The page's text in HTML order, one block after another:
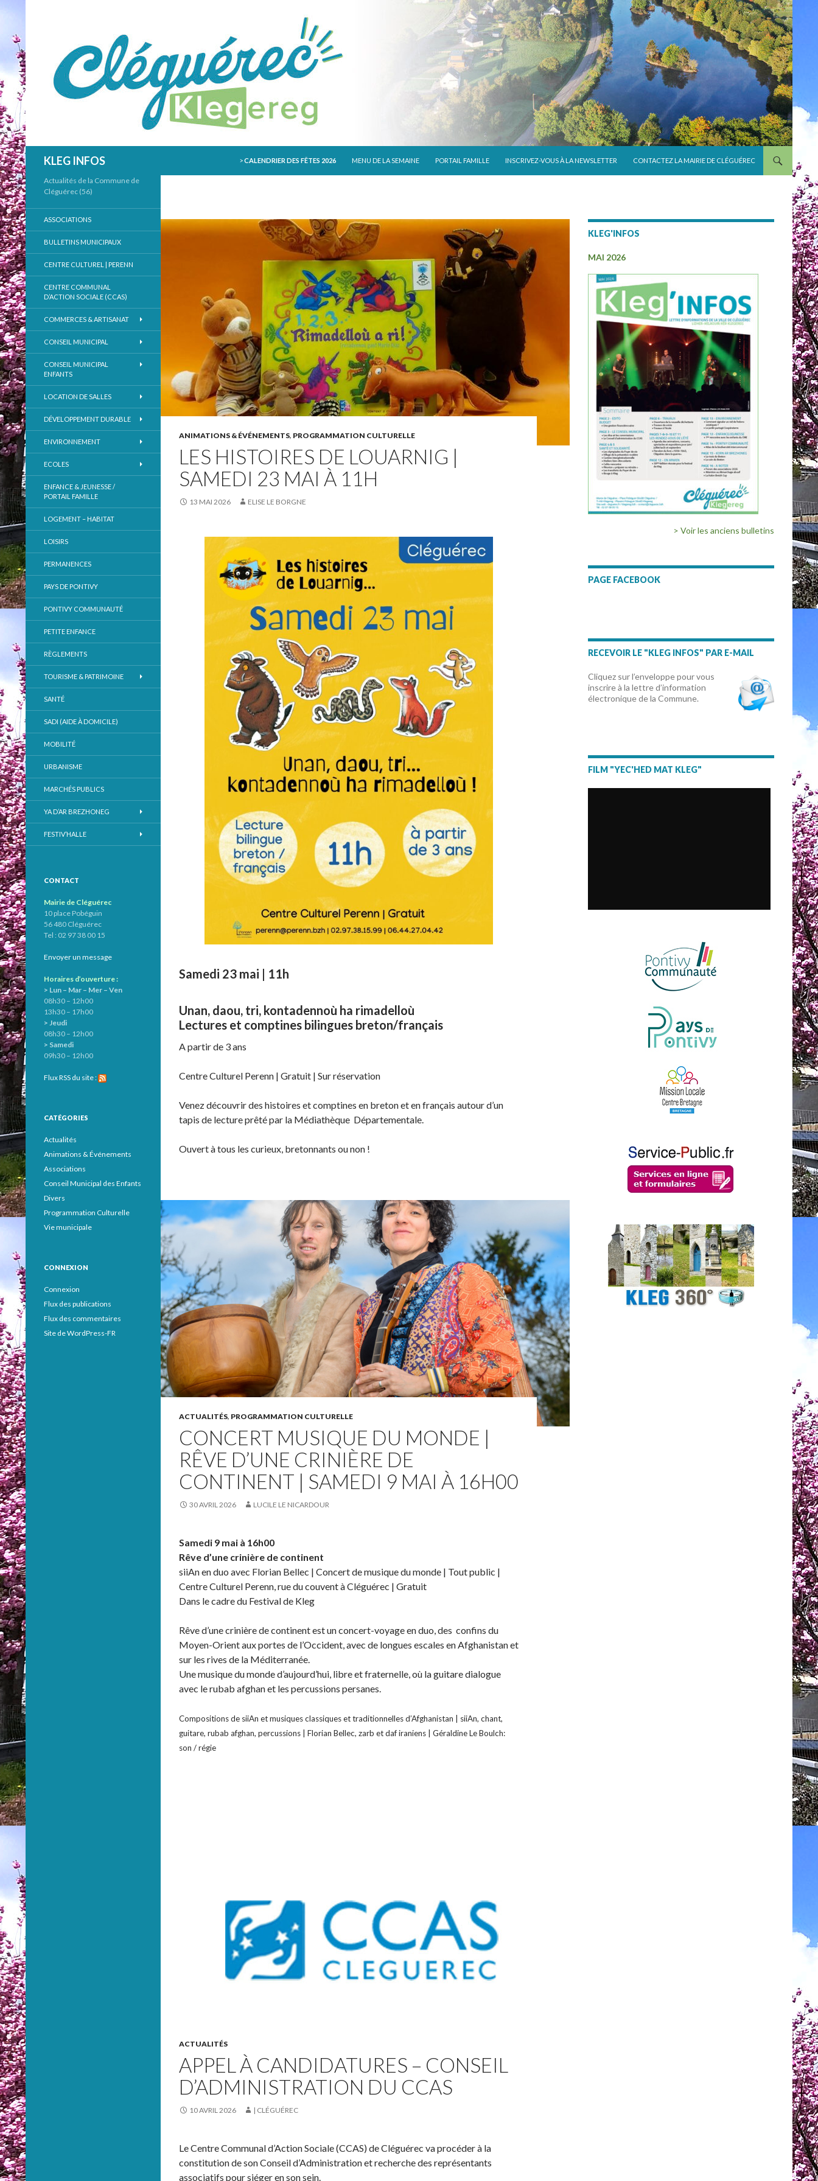
KLEG INFOS
>CALENDRIER DES FÊTES 2026 MENU DE LA SEMAINE PORTAIL FAMILLE INSCRIVEZ-VOUS À LA NEWSLETTER CONTACTEZ LA MAIRIE DE CLÉGUÉREC
ANIMATIONS & ÉVÉNEMENTS, PROGRAMMATION CULTURELLE
LES HISTOIRES DE LOUARNIG |
SAMEDI 23 MAI À 11H
13 MAI 2026 ELISE LE BORGNE
Samedi 23 mai | 11h
Unan, daou, tri, kontadennoù ha rimadelloù
Lectures et comptines bilingues breton/français
A partir de 3 ans
Centre Culturel Perenn | Gratuit | Sur réservation
Venez découvrir des histoires et comptines en breton et en français autour d’un
tapis de lecture prêté par la Médiathèque Départementale.
Ouvert à tous les curieux, bretonnants ou non !
ACTUALITÉS, PROGRAMMATION CULTURELLE
CONCERT MUSIQUE DU MONDE |
RÊVE D’UNE CRINIÈRE DE
CONTINENT | SAMEDI 9 MAI À 16H00
30 AVRIL 2026 LUCILE LE NICARDOUR
Samedi 9 mai à 16h00
Rêve d’une crinière de continent
siiAn en duo avec Florian Bellec | Concert de musique du monde | Tout public |
Centre Culturel Perenn, rue du couvent à Cléguérec | Gratuit
Dans le cadre du Festival de Kleg
Rêve d’une crinière de continent est un concert-voyage en duo, des confins du
Moyen-Orient aux portes de l’Occident, avec de longues escales en Afghanistan et
sur les rives de la Méditerranée.
Une musique du monde d’aujourd’hui, libre et fraternelle, où la guitare dialogue
avec le rubab afghan et les percussions persanes.
Compositions de siiAn et musiques classiques et traditionnelles d’Afghanistan | siiAn, chant,
guitare, rubab afghan, percussions | Florian Bellec, zarb et daf iraniens | Géraldine Le Boulch:
son / régie
ACTUALITÉS
APPEL À CANDIDATURES – CONSEIL
D’ADMINISTRATION DU CCAS
10 AVRIL 2026 | CLÉGUÉREC
Le Centre Communal d’Action Sociale (CCAS) de Cléguérec va procéder à la
constitution de son Conseil d’Administration et recherche des représentants
associatifs pour siéger en son sein.
KLEG'INFOS
MAI 2026
> Voir les anciens bulletins
PAGE FACEBOOK
RECEVOIR LE "KLEG INFOS" PAR E-MAIL
Cliquez sur l’enveloppe pour vous
inscrire à la lettre d’information
électronique de la Commune.
FILM "YEC'HED MAT KLEG"
Actualités de la Commune de
Cléguérec (56)
ASSOCIATIONS
BULLETINS MUNICIPAUX
CENTRE CULTUREL | PERENN
CENTRE COMMUNAL
D’ACTION SOCIALE (CCAS)
COMMERCES & ARTISANAT
CONSEIL MUNICIPAL
CONSEIL MUNICIPAL
ENFANTS
LOCATION DE SALLES
DÉVELOPPEMENT DURABLE
ENVIRONNEMENT
ECOLES
ENFANCE & JEUNESSE /
PORTAIL FAMILLE
LOGEMENT – HABITAT
LOISIRS
PERMANENCES
PAYS DE PONTIVY
PONTIVY COMMUNAUTÉ
PETITE ENFANCE
RÈGLEMENTS
TOURISME & PATRIMOINE
SANTÉ
SADI (AIDE À DOMICILE)
MOBILITÉ
URBANISME
MARCHÉS PUBLICS
YA D’AR BREZHONEG
FESTIV’HALLE
CONTACT
Mairie de Cléguérec
10 place Pobéguin
56 480 Cléguérec
Tel : 02 97 38 00 15
Envoyer un message
Horaires d’ouverture :
> Lun – Mar – Mer – Ven
08h30 – 12h00
13h30 – 17h00
> Jeudi
08h30 – 12h00
> Samedi
09h30 – 12h00
Flux RSS du site :
CATÉGORIES
Actualités
Animations & Événements
Associations
Conseil Municipal des Enfants
Divers
Programmation Culturelle
Vie municipale
CONNEXION
Connexion
Flux des publications
Flux des commentaires
Site de WordPress-FR